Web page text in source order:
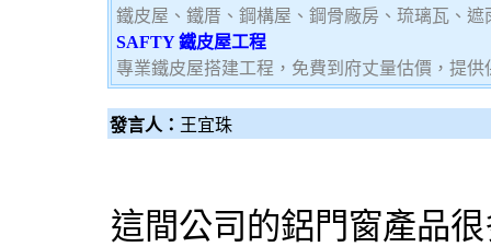
鐵皮屋、鐵厝、鋼構屋、鋼骨廠房、琉璃瓦、
SAFTY 鐵皮屋工程
專業鐵皮屋搭建工程，免費到府丈量估價，提供
發言人： 王宜珠
這間公司的鋁門窗產品